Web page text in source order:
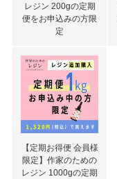
レジン 200gの定期
便をお申込みの方限
定
【定期お得便 会員様
限定】作家のための
レジン 1000gの定期